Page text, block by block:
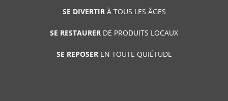
SE DIVERTIRÀ TOUS LES ÂGES
SE RESTAURER DE PRODUITS LOCAUX
SE REPOSEREN TOUTE QUIÉTUDE